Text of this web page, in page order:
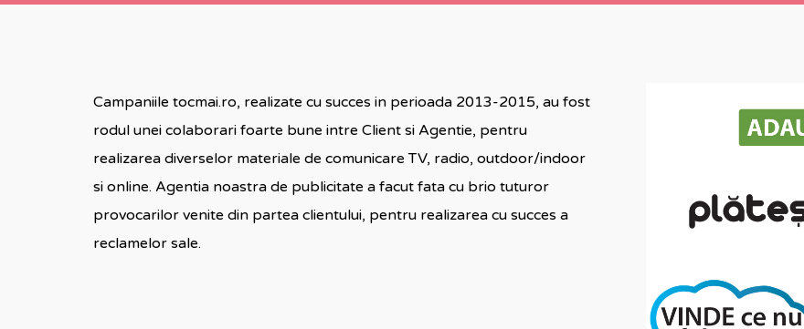
Campaniile tocmai.ro, realizate cu succes in perioada 2013-2015, au fost
rodul unei colaborari foarte bune intre Client si Agentie, pentru
realizarea diverselor materiale de comunicare TV, radio, outdoor/indoor
si online. Agentia noastra de publicitate a facut fata cu brio tuturor
provocarilor venite din partea clientului, pentru realizarea cu succes a
reclamelor sale.